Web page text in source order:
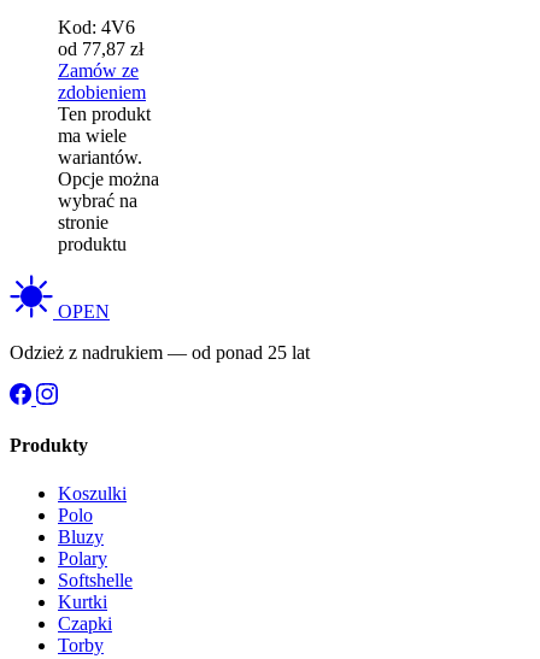
Kod: 4V6
od 77,87 zł
Zamów ze
zdobieniem
Ten produkt
ma wiele
wariantów.
Opcje można
wybrać na
stronie
produktu
OPEN
Odzież z nadrukiem — od ponad 25 lat
Produkty
Koszulki
Polo
Bluzy
Polary
Softshelle
Kurtki
Czapki
Torby